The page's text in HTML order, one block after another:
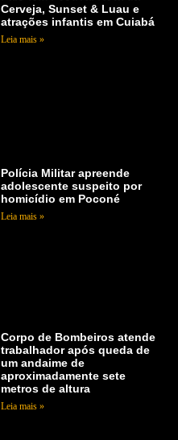
Cerveja, Sunset & Luau e
atrações infantis em Cuiabá
Leia mais »
Polícia Militar apreende
adolescente suspeito por
homicídio em Poconé
Leia mais »
Corpo de Bombeiros atende
trabalhador após queda de
um andaime de
aproximadamente sete
metros de altura
Leia mais »